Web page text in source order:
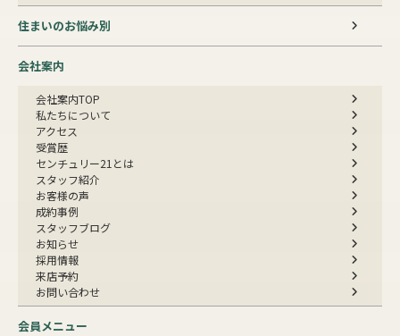
住まいのお悩み別
会社案内
会社案内TOP
私たちについて
アクセス
受賞歴
センチュリー21とは
スタッフ紹介
お客様の声
成約事例
スタッフブログ
お知らせ
採用情報
来店予約
お問い合わせ
会員メニュー